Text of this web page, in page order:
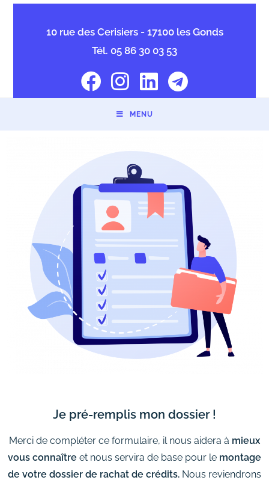
10 rue des Cerisiers - 17100 les Gonds
Tél. 05 86 30 03 53
MENU
Je pré-remplis mon dossier !
Merci de compléter ce formulaire, il nous aidera à mieux
vous connaître et nous servira de base pour le montage
de votre dossier de rachat de crédits. Nous reviendrons